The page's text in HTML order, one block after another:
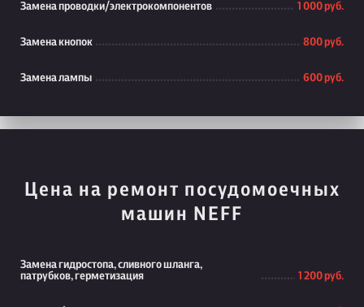
Замена проводки/электрокомпонентов 1 000 руб.
Замена кнопок 800 руб.
Замена лампы 600 руб.
Цена на ремонт посудомоечных
машин NEFF
Замена гидростопа, сливного шланга,
патрубков, герметизация
1 200 руб.